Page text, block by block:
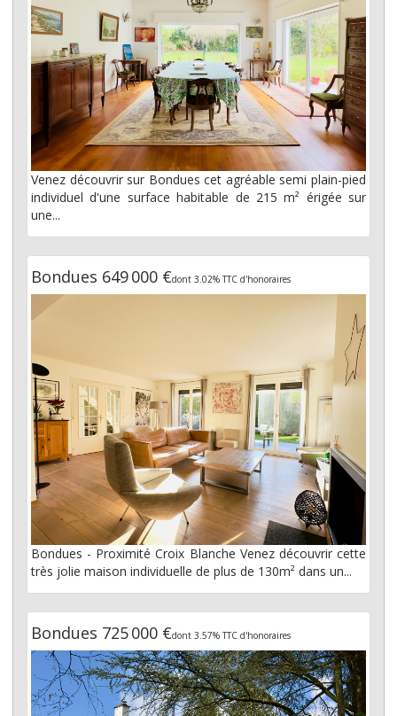
Venez découvrir sur Bondues cet agréable semi plain-pied
individuel d'une surface habitable de 215 m² érigée sur
une...
Bondues 649 000 €dont 3.02% TTC d'honoraires
Bondues - Proximité Croix Blanche Venez découvrir cette
très jolie maison individuelle de plus de 130m² dans un...
Bondues 725 000 €dont 3.57% TTC d'honoraires